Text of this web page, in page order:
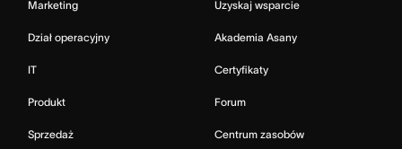
Marketing
Dział operacyjny
IT
Produkt
Sprzedaż
Uzyskaj wsparcie
Akademia Asany
Certyfikaty
Forum
Centrum zasobów